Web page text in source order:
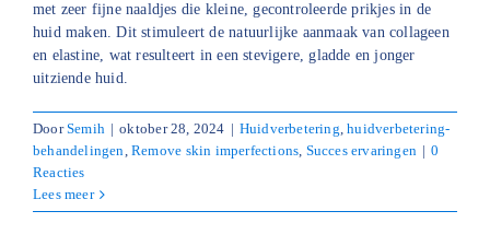
met zeer fijne naaldjes die kleine, gecontroleerde prikjes in de
huid maken. Dit stimuleert de natuurlijke aanmaak van collageen
en elastine, wat resulteert in een stevigere, gladde en jonger
uitziende huid.
DoorSemih | oktober 28, 2024 | Huidverbetering,huidverbetering-
behandelingen,Remove skin imperfections, Succes ervaringen | 0
Reacties
Lees meer